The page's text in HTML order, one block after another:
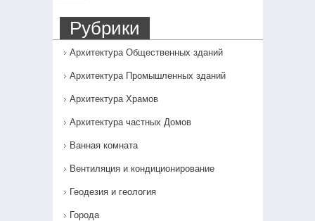
Рубрики
Архитектура Общественных зданий
Архитектура Промышленных зданий
Архитектура Храмов
Архитектура частных Домов
Ванная комната
Вентиляция и кондиционирование
Геодезия и геология
Города